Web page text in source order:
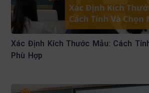
Xác Định Kích Thước Mẫu: Cách
Phù Hợp